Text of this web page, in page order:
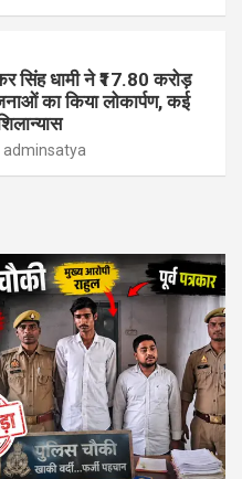
सिंह धामी ने ₹17.80 करोड़
का किया लोकार्पण, कई
adminsatya